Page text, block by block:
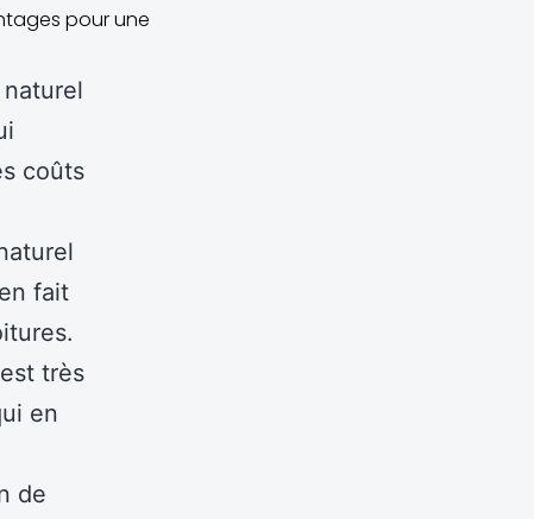
pour une
coûts
fait
très
en
de